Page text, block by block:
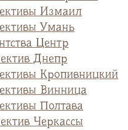
Измаил
Умань
Центр
Днепр
Кропивницкий
Винница
Полтава
Черкассы